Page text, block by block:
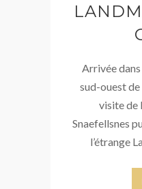
Arrivée
sud-ouest de
visite de
Snaefellsnes
l’étrange